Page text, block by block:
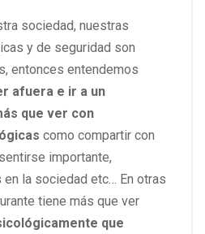
sociedad, nuestras
y de seguridad son
entonces entendemos
afuera e ir a un
que ver con
como compartir con
importante,
la sociedad etc… En otras
tiene más que ver
que